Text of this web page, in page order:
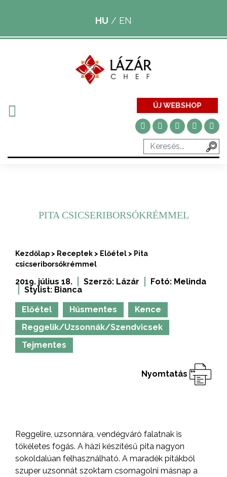
HU / EN
ÚJ WEBSHOP
PITA CSICSERIBORSÓKRÉMMEL
Kezdőlap > Receptek > Előétel > Pita
csicseriborsókrémmel
2019. július 18. Szerző: Lázár Fotó: Melinda
Stylist: Bianca
Előétel Húsmentes
Kence
Reggelik/Uzsonnák/Szendvicsek
Tejmentes
Nyomtatás
Reggelire, uzsonnára, vendégváró falatnak is
tökéletes fogás. A házi készítésű pita nagyon
sokoldalúan felhasználható. A maradék pitákból
szuper uzsonnát szoktam csomagolni másnap a